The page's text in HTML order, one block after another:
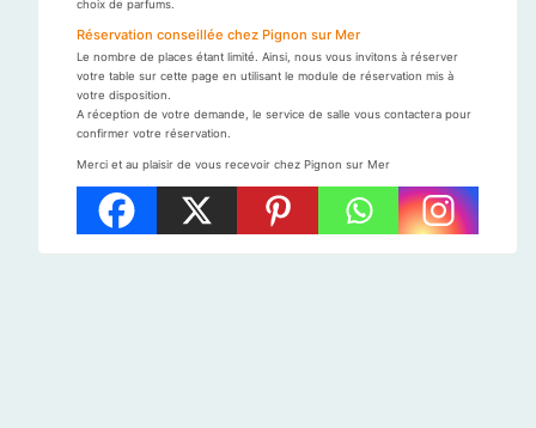
choix de parfums.
Réservation conseillée chez Pignon sur Mer
Le nombre de places étant limité. Ainsi, nous vous invitons à réserver
votre table sur cette page en utilisant le module de réservation mis à
votre disposition.
A réception de votre demande, le service de salle vous contactera pour
confirmer votre réservation.
Merci et au plaisir de vous recevoir chez Pignon sur Mer